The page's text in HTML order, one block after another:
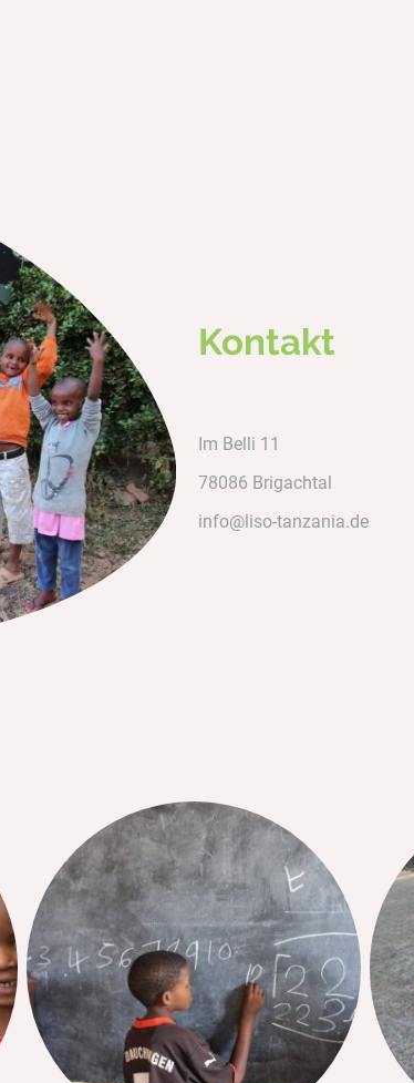
Kontakt
Im Belli 11
78086 Brigachtal
info@liso-tanzania.de